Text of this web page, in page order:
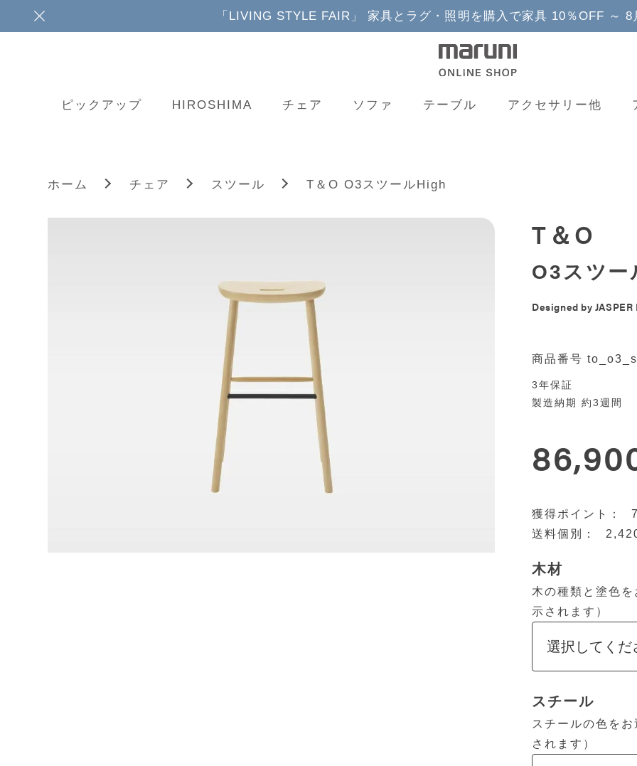
「LIVING STYLE FAIR」 家具とラグ・照明を購入で家具 10％OFF ～ 8
ピックアップ HIROSHIMA チェア ソファ テーブル アクセサリー他
ホーム チェア スツール T＆O O3スツールHigh
T＆O
O3スツ
Designed by
商品番号
3年保証
製造納期 約3週間
木材
木の種類と塗色
示されます）
スチール
スチールの色を
されます）